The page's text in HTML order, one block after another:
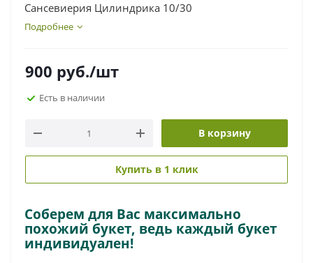
Сансевиерия Цилиндрика 10/30
Подробнее
900 руб./шт
Есть в наличии
В корзину
Купить в 1 клик
Соберем для Вас максимально
похожий букет, ведь каждый букет
индивидуален!